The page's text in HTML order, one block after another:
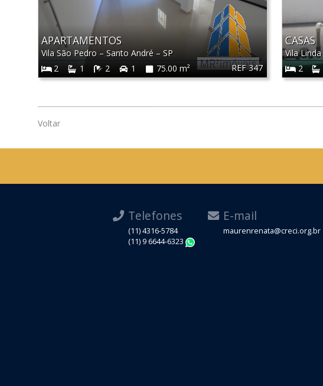
REF 347
APARTAMENTOS
Vila São Pedro – Santo André – SP
2
1 2 1 75.00 m²
CASAS
Vila Linda
2
Voltar
Telefones
(11) 4316-5784
(11) 9 6644-6323
E-mail
maurenrenata@creci.org.br